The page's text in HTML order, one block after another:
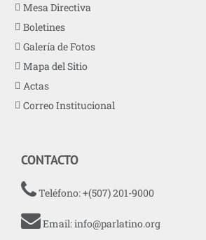
Mesa Directiva
Boletines
Galería de Fotos
Mapa del Sitio
Actas
Correo Institucional
CONTACTO
Teléfono: +(507) 201-9000
Email:info@parlatino.org